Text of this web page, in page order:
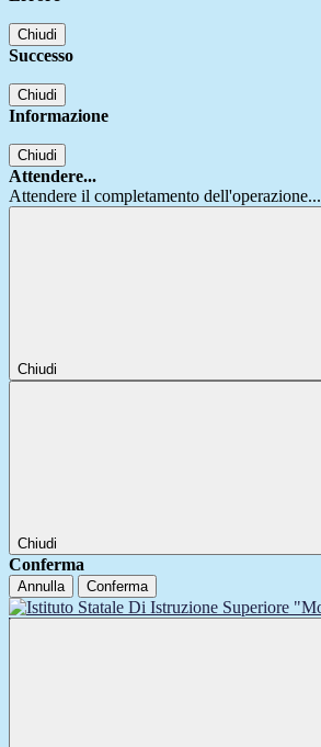
Chiudi
Successo
Chiudi
Informazione
Chiudi
Attendere...
Attendere il completamento dell'operazione...
Chiudi
Chiudi
Conferma
Annulla Conferma